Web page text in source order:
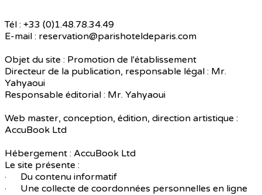
Tél : +33 (0)1.48.78.34.49
E-mail : reservation@parishoteldeparis.com
Objet du site : Promotion de l'établissement
Directeur de la publication, responsable légal : Mr.
Yahyaoui
Responsable éditorial : Mr. Yahyaoui
Web master, conception, édition, direction artistique :
AccuBook Ltd
Hébergement : AccuBook Ltd
Le site présente :
· Du contenu informatif
· Une collecte de coordonnées personnelles en ligne